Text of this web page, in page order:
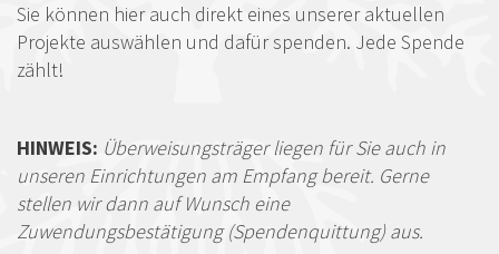
Sie können hier auch direkt eines unserer aktuellen
Projekte auswählen und dafür spenden. Jede Spende
zählt!
HINWEIS: Überweisungsträger liegen für Sie auch in
unseren Einrichtungen am Empfang bereit. Gerne
stellen wir dann auf Wunsch eine
Zuwendungsbestätigung (Spendenquittung) aus.